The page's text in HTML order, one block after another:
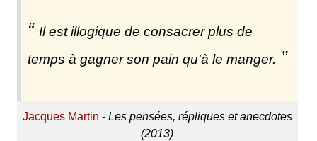
Il est illogique de consacrer plus de
temps à gagner son pain qu'à le manger.
Jacques Martin - Les pensées, répliques et anecdotes
(2013)